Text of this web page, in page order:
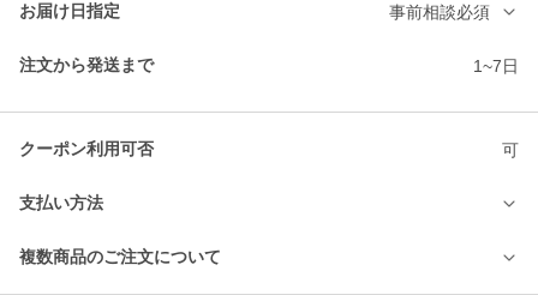
お届け日指定 事前相談必須
注文から発送まで 1~7日
クーポン利用可否 可
支払い方法
複数商品のご注文について